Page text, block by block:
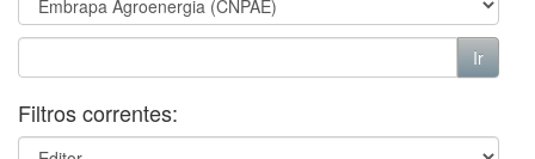
Filtros correntes: